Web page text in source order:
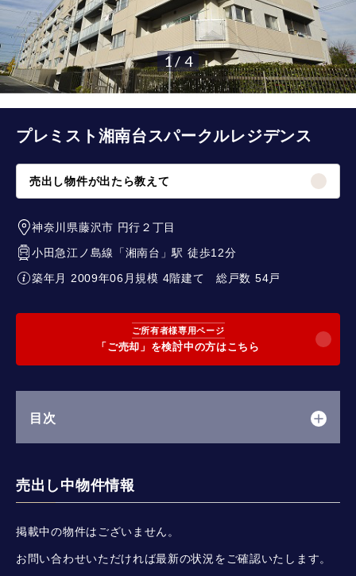
1 / 4
プレミスト湘南台スパークルレジデンス
売出し物件が出たら教えて
神奈川県藤沢市 円行２丁目
小田急江ノ島線
「湘南台 」駅 徒歩12分
築年月 2009年06月規模 4階建て総戸数 54戸
ご所有者様専用ページ
「ご売却」を検討中の方はこちら
目次
売出し中物件情報
掲載中の物件はございません。
お問い合わせいただければ最新の状況をご確認いたします。